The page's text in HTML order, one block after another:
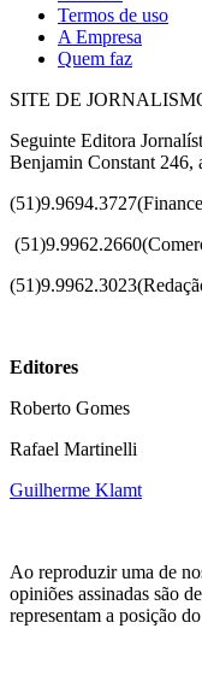
Termos de uso
A Empresa
Quem faz
SITE DE
Seguinte Editora
Benjamin Constant 246,
(51)
Editores
Roberto Gomes
Rafael Martinelli
Guilherme Klamt
Ao reproduzir uma de
opiniões assinadas são
representam a posição